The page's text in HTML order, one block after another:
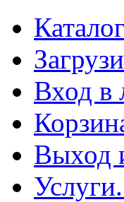
Вход в
Выход